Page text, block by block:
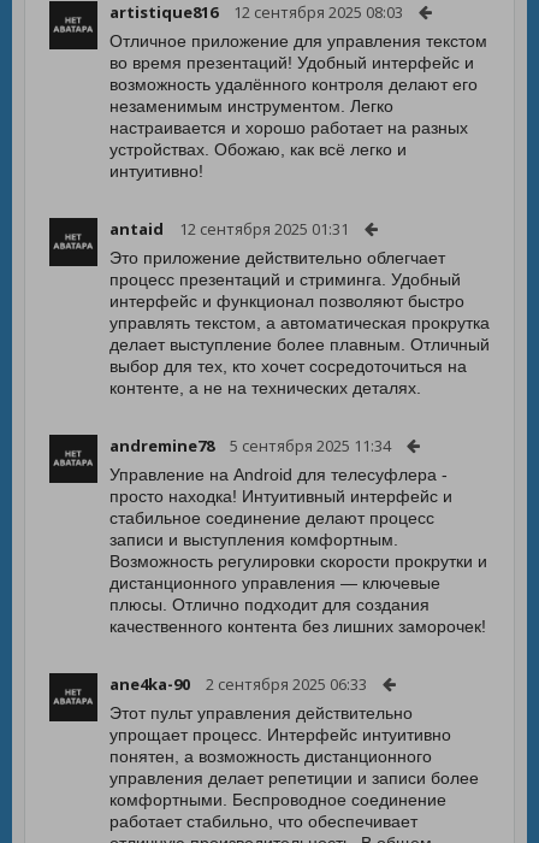
artistique816 12 сентября 2025 08:03
Отличное приложение для управления текстом
во время презентаций! Удобный интерфейс и
возможность удалённого контроля делают его
незаменимым инструментом. Легко
настраивается и хорошо работает на разных
устройствах. Обожаю, как всё легко и
интуитивно!
antaid 12 сентября 2025 01:31
Это приложение действительно облегчает
процесс презентаций и стриминга. Удобный
интерфейс и функционал позволяют быстро
управлять текстом, а автоматическая прокрутка
делает выступление более плавным. Отличный
выбор для тех, кто хочет сосредоточиться на
контенте, а не на технических деталях.
andremine78 5 сентября 2025 11:34
Управление на Android для телесуфлера -
просто находка! Интуитивный интерфейс и
стабильное соединение делают процесс
записи и выступления комфортным.
Возможность регулировки скорости прокрутки и
дистанционного управления — ключевые
плюсы. Отлично подходит для создания
качественного контента без лишних заморочек!
ane4ka-90 2 сентября 2025 06:33
Этот пульт управления действительно
упрощает процесс. Интерфейс интуитивно
понятен, а возможность дистанционного
управления делает репетиции и записи более
комфортными. Беспроводное соединение
работает стабильно, что обеспечивает